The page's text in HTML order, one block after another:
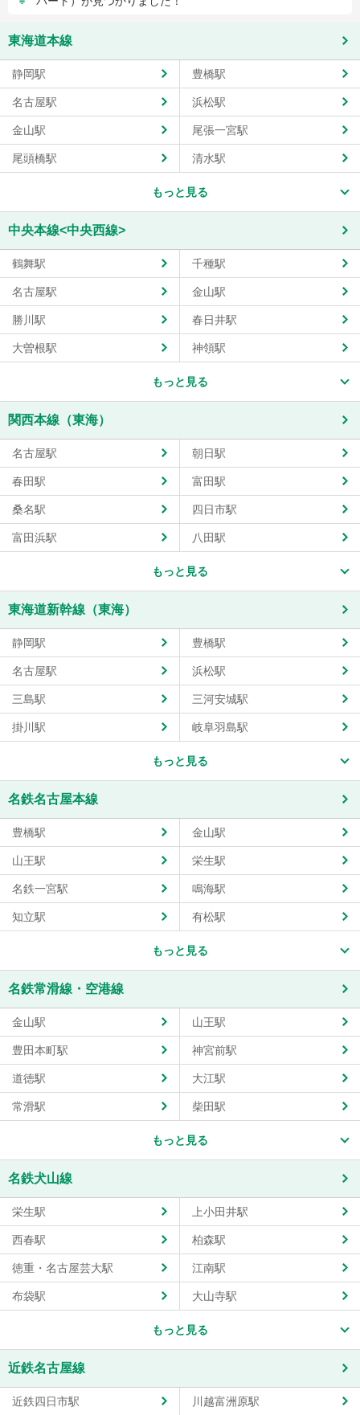
東海道本線
静岡駅 豊橋駅
名古屋駅 浜松駅
金山駅 尾張一宮駅
尾頭橋駅 清水駅
もっと見る
中央本線<中央西線>
鶴舞駅 千種駅
名古屋駅 金山駅
勝川駅 春日井駅
大曽根駅 神領駅
もっと見る
関西本線（東海）
名古屋駅 朝日駅
春田駅 富田駅
桑名駅 四日市駅
富田浜駅 八田駅
もっと見る
東海道新幹線（東海）
静岡駅 豊橋駅
名古屋駅 浜松駅
三島駅 三河安城駅
掛川駅 岐阜羽島駅
もっと見る
名鉄名古屋本線
豊橋駅 金山駅
山王駅 栄生駅
名鉄一宮駅 鳴海駅
知立駅 有松駅
もっと見る
名鉄常滑線・空港線
金山駅 山王駅
豊田本町駅 神宮前駅
道徳駅 大江駅
常滑駅 柴田駅
もっと見る
名鉄犬山線
栄生駅 上小田井駅
西春駅 柏森駅
徳重・名古屋芸大駅 江南駅
布袋駅 大山寺駅
もっと見る
近鉄名古屋線
近鉄四日市駅 川越富洲原駅